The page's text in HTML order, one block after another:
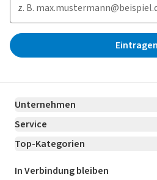
Eintragen
Unternehmen
Über LeasingMarkt.de
Karriere Jetzt bewerben!
Für Händler
Service
Kontakt
Ratgeber
Top-Kategorien
Leasing Deals
In Verbindung bleiben